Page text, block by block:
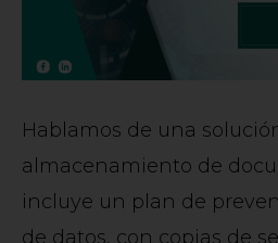
Hablamos de una
almacenamiento de
incluye un plan de
de datos, con copias de